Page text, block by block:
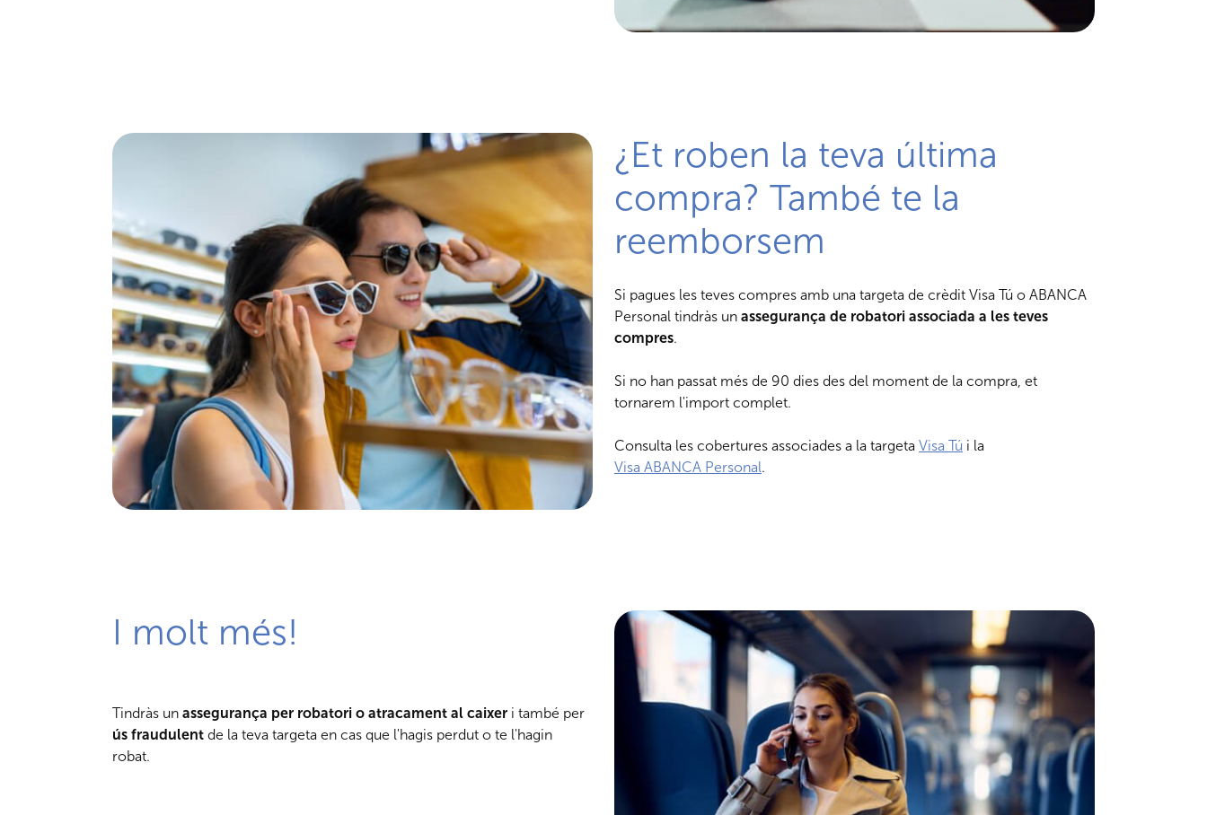
¿Et roben la teva última
compra? També te la
reemborsem
Si pagues les teves compres amb una targeta de crèdit Visa Tú o ABANCA
Personal tindràs un assegurança de robatori associada a les teves
compres.
Si no han passat més de 90 dies des del moment de la compra, et
tornarem l'import complet.
Consulta les cobertures associades a la targeta Visa Tú i la
Visa ABANCA Personal.
I molt més!
Tindràs un assegurança per robatori o atracament al caixer i també per
ús fraudulent de la teva targeta en cas que l'hagis perdut o te l'hagin
robat.